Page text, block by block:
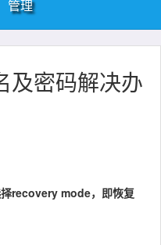
管理
及密码解决办
recovery mode，即恢复